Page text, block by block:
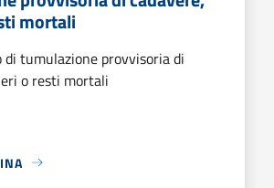
mortali
di tumulazione provvisoria di
o resti mortali